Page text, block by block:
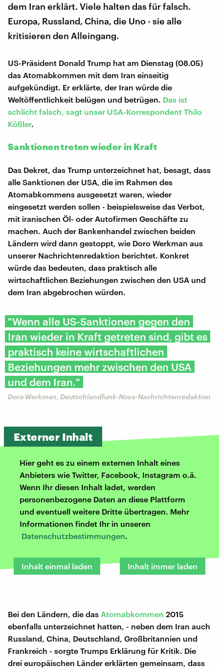
dem Iran erklärt. Viele halten das für falsch.
Europa, Russland, China, die Uno - sie alle
kritisieren den Alleingang.
US-Präsident Donald Trump hat am Dienstag (08.05)
das Atomabkommen mit dem Iran einseitig
aufgekündigt. Er erklärte, der Iran würde die
Weltöffentlichkeit belügen und betrügen. Das ist
schlicht falsch, sagt unser USA-Korrespondent Thilo
Kößler.
Sanktionen treten wieder in Kraft
Das Dekret, das Trump unterzeichnet hat, besagt, dass
alle Sanktionen der USA, die im Rahmen des
Atomabkommens ausgesetzt waren, wieder
eingesetzt werden sollen - beispielsweise das Verbot,
mit iranischen Öl- oder Autofirmen Geschäfte zu
machen. Auch der Bankenhandel zwischen beiden
Ländern wird dann gestoppt, wie Doro Werkman aus
unserer Nachrichtenredaktion berichtet. Konkret
würde das bedeuten, dass praktisch alle
wirtschaftlichen Beziehungen zwischen den USA und
dem Iran abgebrochen würden.
"Wenn alle US-Sanktionen gegen den
Iran wieder in Kraft getreten sind, gibt es
praktisch keine wirtschaftlichen
Beziehungen mehr zwischen den USA
und dem Iran."
Doro Werkman, Deutschlandfunk-Nova-Nachrichtenredaktion
Externer Inhalt
Hier geht es zu einem externen Inhalt eines
Anbieters wie Twitter, Facebook, Instagram o.ä.
Wenn Ihr diesen Inhalt ladet, werden
personenbezogene Daten an diese Plattform
und eventuell weitere Dritte übertragen. Mehr
Informationen findet Ihr in unseren
Datenschutzbestimmungen.
Inhalt einmal laden Inhalt immer laden
Bei den Ländern, die das Atomabkommen 2015
ebenfalls unterzeichnet hatten, - neben dem Iran auch
Russland, China, Deutschland, Großbritannien und
Frankreich - sorgte Trumps Erklärung für Kritik. Die
drei europäischen Länder erklärten gemeinsam, dass